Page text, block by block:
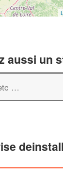
aussi un